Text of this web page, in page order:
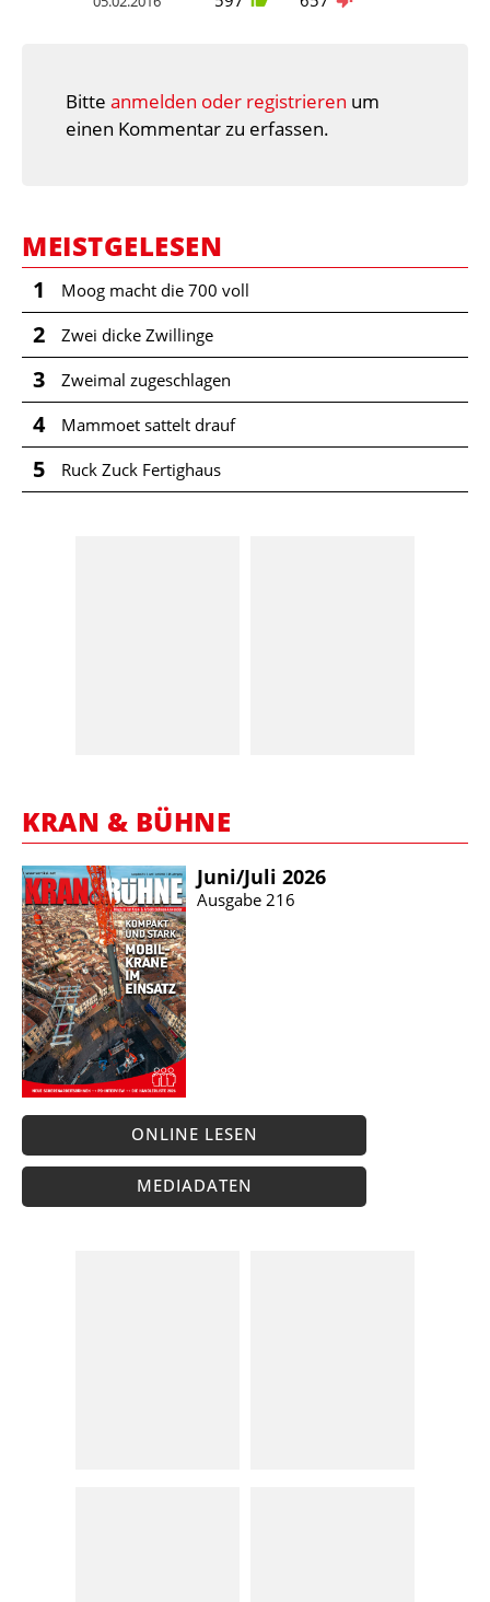
Bitte anmelden oder registrieren um
einen Kommentar zu erfassen.
MEISTGELESEN
1 Moog macht die 700 voll
2 Zwei dicke Zwillinge
3 Zweimal zugeschlagen
4 Mammoet sattelt drauf
5 Ruck Zuck Fertighaus
KRAN & BÜHNE
Juni/​Juli 2026
Ausgabe 216
ONLINE LESEN
MEDIADATEN